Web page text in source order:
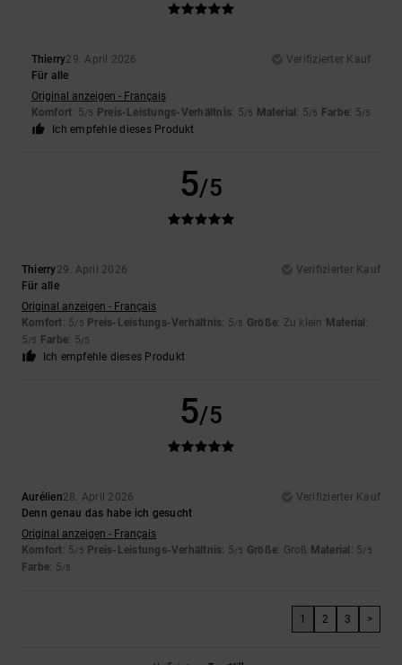
Thierry29. April 2026
Verifizierter Kauf
Für alle
Original anzeigen - Français
Komfort: 5/5 Preis-Leistungs-Verhältnis: 5/5 Material : 5/5 Farbe: 5/5
Ich empfehle dieses Produkt
5/5
Thierry29. April 2026
Verifizierter Kauf
Für alle
Original anzeigen - Français
Komfort: 5/5 Preis-Leistungs-Verhältnis: 5/5 Größe: Zu klein Material :
5/5 Farbe: 5/5
Ich empfehle dieses Produkt
5/5
Aurélien28. April 2026
Verifizierter Kauf
Denn genau das habe ich gesucht
Original anzeigen - Français
Komfort: 5/5 Preis-Leistungs-Verhältnis: 5/5 Größe: Groß Material : 5/5
Farbe: 5/5
1 2 3 >